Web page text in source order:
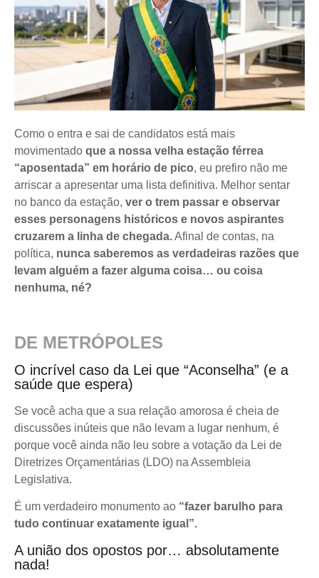
Como o entra e sai de candidatos está mais
movimentado que a nossa velha estação férrea
“aposentada” em horário de pico, eu prefiro não me
arriscar a apresentar uma lista definitiva. Melhor sentar
no banco da estação, ver o trem passar e observar
esses personagens históricos e novos aspirantes
cruzarem a linha de chegada.Afinal de contas, na
política, nunca saberemos as verdadeiras razões que
levam alguém a fazer alguma coisa… ou coisa
nenhuma, né?
DE METRÓPOLES
O incrível caso da Lei que “Aconselha” (e a
saúde que espera)
Se você acha que a sua relação amorosa é cheia de
discussões inúteis que não levam a lugar nenhum, é
porque você ainda não leu sobre a votação da Lei de
Diretrizes Orçamentárias (LDO) na Assembleia
Legislativa.
É um verdadeiro monumento ao “fazer barulho para
tudo continuar exatamente igual”.
A união dos opostos por… absolutamente
nada!